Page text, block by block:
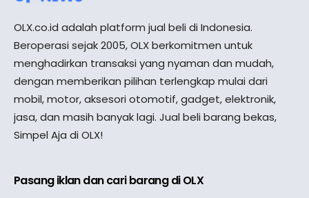
OLX.co.id adalah platform jual beli di Indonesia.
Beroperasi sejak 2005, OLX berkomitmen untuk
menghadirkan transaksi yang nyaman dan mudah,
dengan memberikan pilihan terlengkap mulai dari
mobil, motor, aksesori otomotif, gadget, elektronik,
jasa, dan masih banyak lagi. Jual beli barang bekas,
Simpel Aja di OLX!
Pasang iklan dan cari barang di OLX